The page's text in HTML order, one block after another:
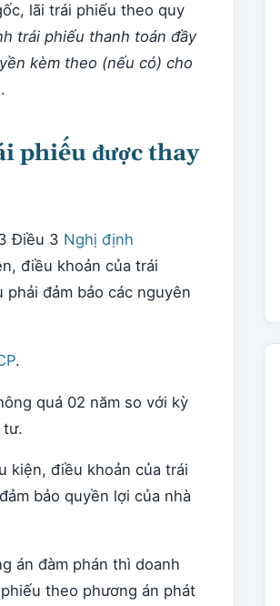
lãi trái phiếu theo quy
trái phiếu thanh toán đầy
kèm theo (nếu có) cho
.
phiếu được thay
Điều 3 Nghị định
điều khoản của trái
đảm bảo các nguyên
.
quá 02 năm so với kỳ
tư.
kiện, điều khoản của trái
bảo quyền lợi của nhà
án đàm phán thì doanh
theo phương án phát